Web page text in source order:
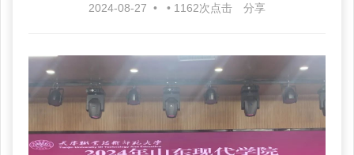
2024-08-27 • • 1162次点击 分享